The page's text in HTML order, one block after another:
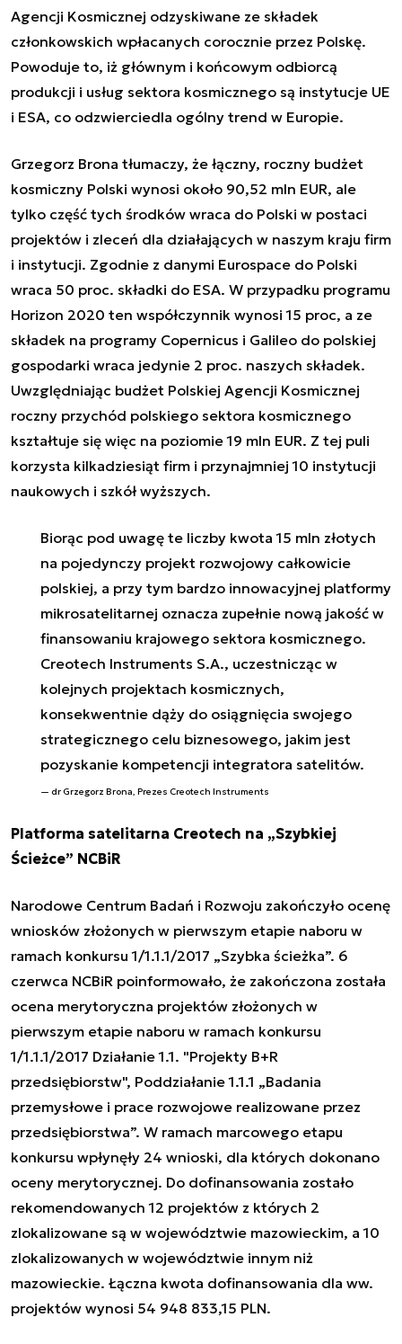
Agencji Kosmicznej odzyskiwane ze składek
członkowskich wpłacanych corocznie przez Polskę.
Powoduje to, iż głównym i końcowym odbiorcą
produkcji i usług sektora kosmicznego są instytucje UE
i ESA, co odzwierciedla ogólny trend w Europie.
Grzegorz Brona tłumaczy, że łączny, roczny budżet
kosmiczny Polski wynosi około 90,52 mln EUR, ale
tylko część tych środków wraca do Polski w postaci
projektów i zleceń dla działających w naszym kraju firm
i instytucji. Zgodnie z danymi Eurospace do Polski
wraca 50 proc. składki do ESA. W przypadku programu
Horizon 2020 ten współczynnik wynosi 15 proc, a ze
składek na programy Copernicus i Galileo do polskiej
gospodarki wraca jedynie 2 proc. naszych składek.
Uwzględniając budżet Polskiej Agencji Kosmicznej
roczny przychód polskiego sektora kosmicznego
kształtuje się więc na poziomie 19 mln EUR. Z tej puli
korzysta kilkadziesiąt firm i przynajmniej 10 instytucji
naukowych i szkół wyższych.
Biorąc pod uwagę te liczby kwota 15 mln złotych
na pojedynczy projekt rozwojowy całkowicie
polskiej, a przy tym bardzo innowacyjnej platformy
mikrosatelitarnej oznacza zupełnie nową jakość w
finansowaniu krajowego sektora kosmicznego.
Creotech Instruments S.A., uczestnicząc w
kolejnych projektach kosmicznych,
konsekwentnie dąży do osiągnięcia swojego
strategicznego celu biznesowego, jakim jest
pozyskanie kompetencji integratora satelitów.
dr Grzegorz Brona, Prezes Creotech Instruments
Platforma satelitarna Creotech na „Szybkiej
Ścieżce” NCBiR
Narodowe Centrum Badań i Rozwoju zakończyło ocenę
wniosków złożonych w pierwszym etapie naboru w
ramach konkursu 1/1.1.1/2017 „Szybka ścieżka”. 6
czerwca NCBiR poinformowało, że zakończona została
ocena merytoryczna projektów złożonych w
pierwszym etapie naboru w ramach konkursu
1/1.1.1/2017 Działanie 1.1. "Projekty B+R
przedsiębiorstw", Poddziałanie 1.1.1 „Badania
przemysłowe i prace rozwojowe realizowane przez
przedsiębiorstwa”. W ramach marcowego etapu
konkursu wpłynęły 24 wnioski, dla których dokonano
oceny merytorycznej. Do dofinansowania zostało
rekomendowanych 12 projektów z których 2
zlokalizowane są w województwie mazowieckim, a 10
zlokalizowanych w województwie innym niż
mazowieckie. Łączna kwota dofinansowania dla ww.
projektów wynosi 54 948 833,15 PLN.